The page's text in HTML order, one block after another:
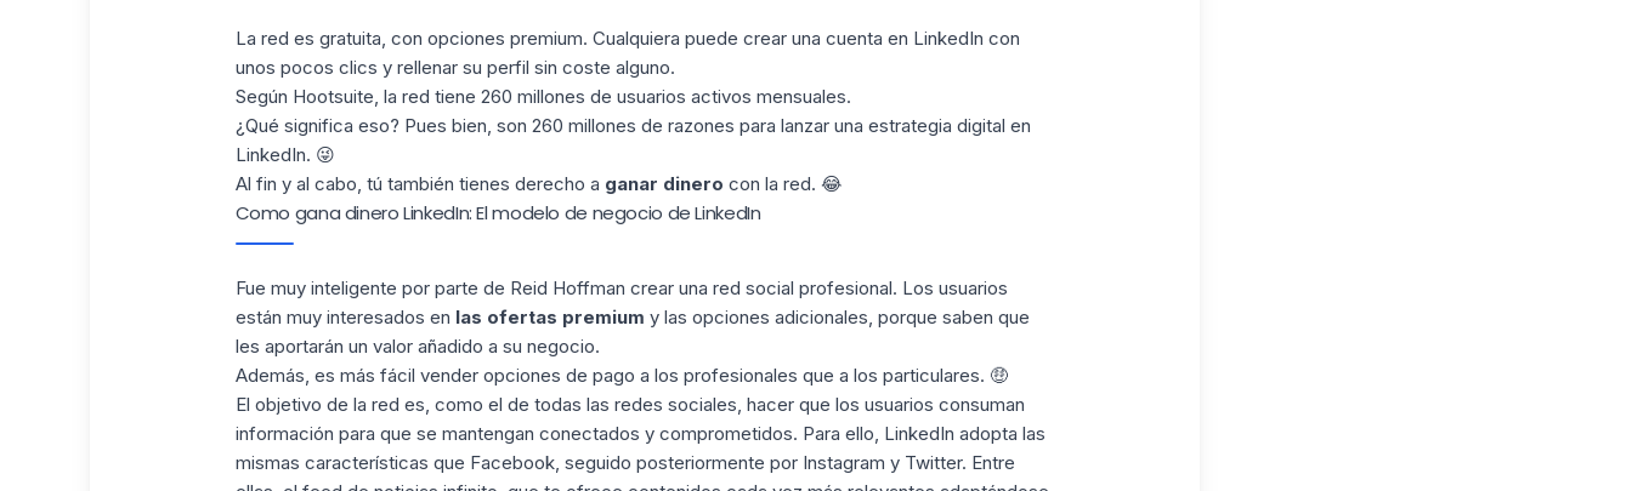
La red es gratuita, con opciones premium. Cualquiera puede crear una cuenta en LinkedIn con
unos pocos clics y rellenar su perfil sin coste alguno.
Según Hootsuite, la red tiene 260 millones de usuarios activos mensuales.
¿Qué significa eso? Pues bien, son 260 millones de razones para lanzar una estrategia digital en
LinkedIn. 😜
Al fin y al cabo, tú también tienes derecho a ganar dinero con la red. 😂
Como gana dinero LinkedIn: El modelo de negocio de LinkedIn
Fue muy inteligente por parte de Reid Hoffman crear una red social profesional. Los usuarios
están muy interesados en las ofertas premium y las opciones adicionales, porque saben que
les aportarán un valor añadido a su negocio.
Además, es más fácil vender opciones de pago a los profesionales que a los particulares. 🤑
El objetivo de la red es, como el de todas las redes sociales, hacer que los usuarios consuman
información para que se mantengan conectados y comprometidos. Para ello, LinkedIn adopta las
mismas características que Facebook, seguido posteriormente por Instagram y Twitter. Entre